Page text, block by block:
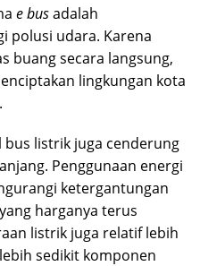
e busadalah
polusi udara. Karena
buang secara langsung,
lingkungan kota
bus listrik juga cenderung
Penggunaan energi
ketergantungan
harganya terus
listrik juga relatif lebih
sedikit komponen